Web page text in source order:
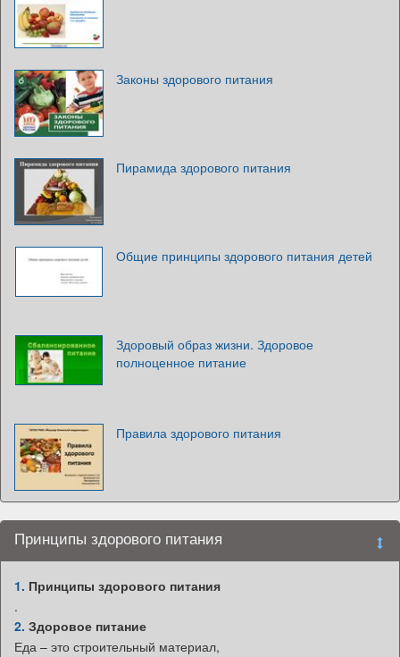
Законы здорового питания
Пирамида здорового питания
Общие принципы здорового питания детей
Здоровый образ жизни. Здоровое
полноценное питание
Правила здорового питания
Принципы здорового питания
1. Принципы здорового питания
.
2. Здоровое питание
Еда – это строительный материал,